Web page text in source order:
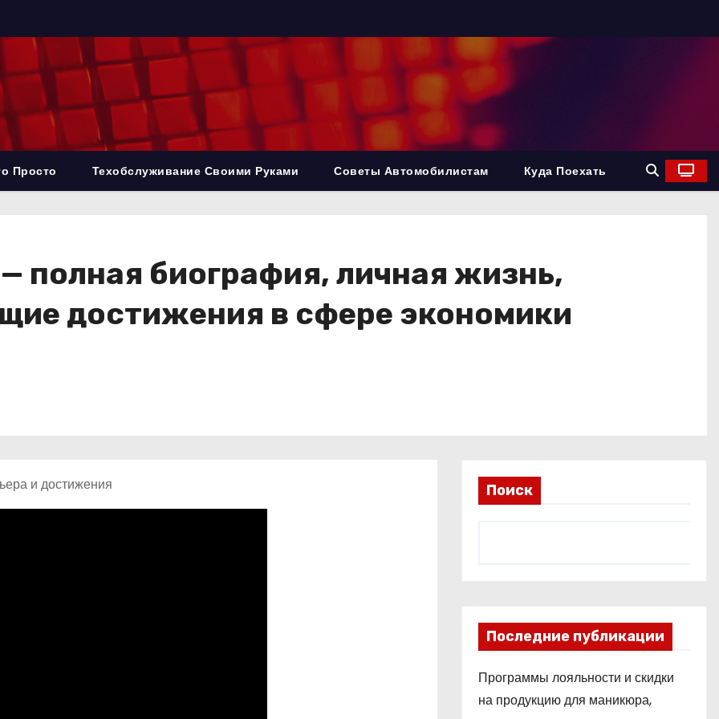
Просто Техобслуживание Своими Руками Советы Автомобилистам Куда Поехать
полная биография, личная жизнь,
достижения в сфере экономики
Поиск
Последние публикации
Программы лояльности и скидки
на продукцию для маникюра,